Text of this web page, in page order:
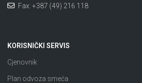
Fax: +387 (49) 216 118
KORISNIČKI SERVIS
Cjenovnik
Plan odvoza smeća